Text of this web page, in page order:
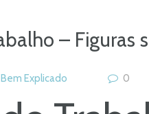
– Figuras
Bem Explicado 0